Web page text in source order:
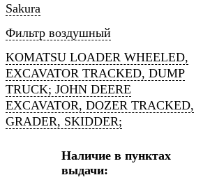
Sakura
Фильтр воздушный
KOMATSU LOADER WHEELED,
EXCAVATOR TRACKED, DUMP
TRUCK; JOHN DEERE
EXCAVATOR, DOZER TRACKED,
GRADER, SKIDDER;
Наличие в пунктах
выдачи: